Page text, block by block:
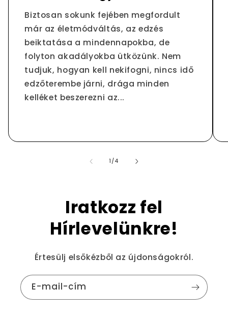
Biztosan sokunk fejében megfordult
már az életmódváltás, az edzés
beiktatása a mindennapokba, de
folyton akadályokba ütközünk. Nem
tudjuk, hogyan kell nekifogni, nincs idő
edzőterembe járni, drága minden
kelléket beszerezni az...
1 //4
Iratkozz fel
Hírlevelünkre!
Értesülj elsőkézből az újdonságokról.
E-mail-cím